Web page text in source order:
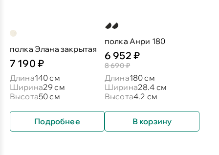
полка Элана закрытая
7 190 ₽
Длина140 см
Ширина29 см
Высота50 см
Подробнее
полка Анри 180
6 952 ₽
8 690 ₽
Длина180 см
Ширина28.4 см
Высота4.2 см
В корзину